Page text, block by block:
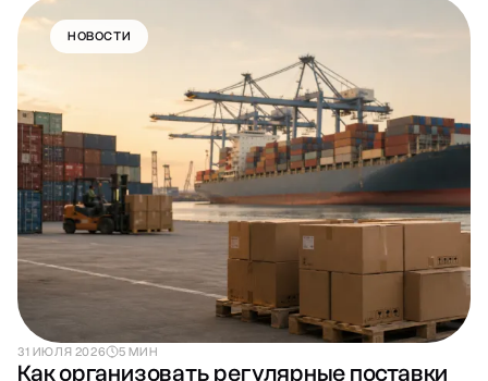
НОВОСТИ
31 ИЮЛЯ 2026 5 МИН
Как организовать регулярные поставки